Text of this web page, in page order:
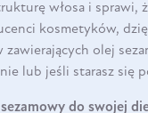
włosa i sprawi,
kosmetyków,
olej
lub jeśli starasz się
do swojej